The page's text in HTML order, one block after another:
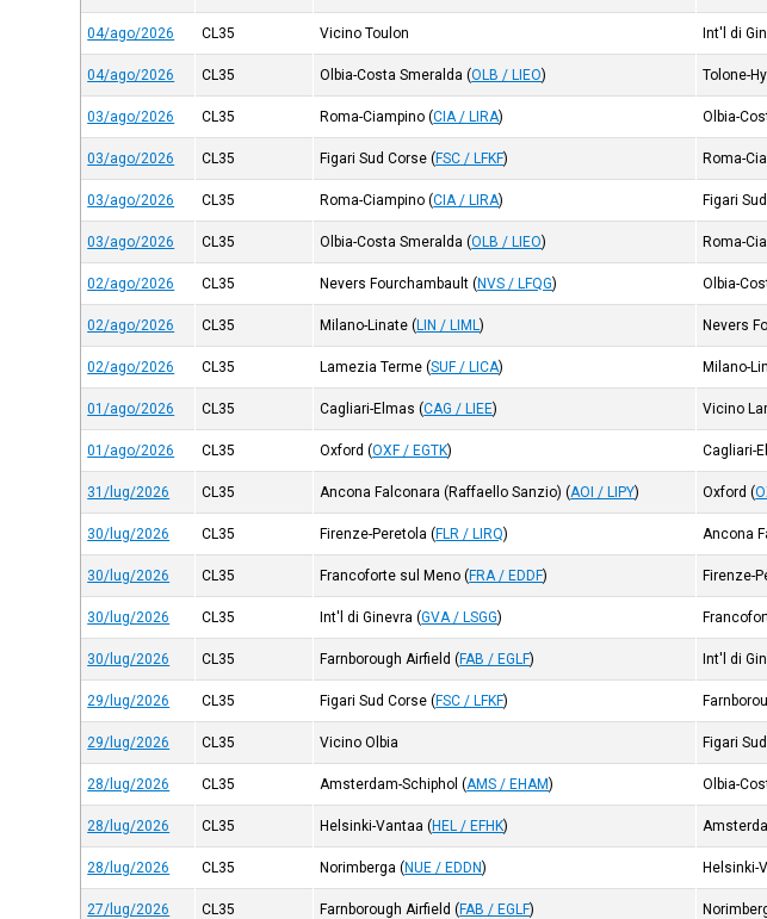
04/ago/2026 CL35 Vicino Toulon Int'l di
04/ago/2026 CL35 Olbia-Costa Smeralda (OLB / LIEO) Tolone-
03/ago/2026 CL35 Roma-Ciampino (CIA / LIRA) Olbia-
03/ago/2026 CL35 Figari Sud Corse (FSC / LFKF) Roma-
03/ago/2026 CL35 Roma-Ciampino (CIA / LIRA) Figari
03/ago/2026 CL35 Olbia-Costa Smeralda (OLB / LIEO) Roma-
02/ago/2026 CL35 Nevers Fourchambault (NVS / LFQG) Olbia-
02/ago/2026 CL35 Milano-Linate (LIN / LIML) Nevers
02/ago/2026 CL35 Lamezia Terme (SUF / LICA) Milano-
01/ago/2026 CL35 Cagliari-Elmas (CAG / LIEE) Vicino
01/ago/2026 CL35 Oxford (OXF / EGTK) Cagliari-
31/lug/2026 CL35 Ancona Falconara (Raffaello Sanzio) (AOI / LIPY) Oxford (
30/lug/2026 CL35 Firenze-Peretola (FLR / LIRQ) Ancona
30/lug/2026 CL35 Francoforte sul Meno (FRA / EDDF) Firenze-
30/lug/2026 CL35 Int'l di Ginevra (GVA / LSGG)
30/lug/2026 CL35 Farnborough Airfield (FAB / EGLF) Int'l di
29/lug/2026 CL35 Figari Sud Corse (FSC / LFKF)
29/lug/2026 CL35 Vicino Olbia Figari
28/lug/2026 CL35 Amsterdam-Schiphol (AMS / EHAM) Olbia-
28/lug/2026 CL35 Helsinki-Vantaa (HEL / EFHK)
28/lug/2026 CL35 Norimberga (NUE / EDDN) Helsinki-
27/lug/2026 CL35 Farnborough Airfield (FAB / EGLF)